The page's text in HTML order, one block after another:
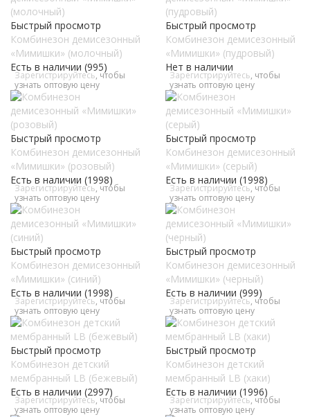
Быстрый просмотр
Комбинезон демисезонный
«Мимишки» (молочный)
Есть в наличии (995)
Зарегистрируйтесь, чтобы
узнать оптовую цену
Быстрый просмотр
Комбинезон демисезонный
«Мимишки» (пудровый)
Нет в наличии
Зарегистрируйтесь, чтобы
узнать оптовую цену
Быстрый просмотр
Комбинезон демисезонный
«Мимишки» (розовый)
Есть в наличии (1998)
Зарегистрируйтесь, чтобы
узнать оптовую цену
Быстрый просмотр
Комбинезон демисезонный
«Мимишки» (серый)
Есть в наличии (1998)
Зарегистрируйтесь, чтобы
узнать оптовую цену
Быстрый просмотр
Комбинезон демисезонный
«Мимишки» (синий)
Есть в наличии (1998)
Зарегистрируйтесь, чтобы
узнать оптовую цену
Быстрый просмотр
Комбинезон демисезонный
«Мимишки» (черный)
Есть в наличии (999)
Зарегистрируйтесь, чтобы
узнать оптовую цену
Быстрый просмотр
Комбинезон детский
мембранный LB (бежевый)
Есть в наличии (2997)
Зарегистрируйтесь, чтобы
узнать оптовую цену
Быстрый просмотр
Комбинезон детский
мембранный LB (хаки)
Есть в наличии (1996)
Зарегистрируйтесь, чтобы
узнать оптовую цену